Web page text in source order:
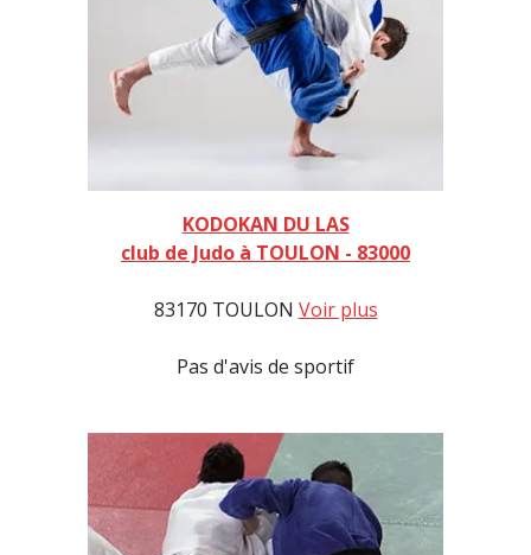
KODOKAN DU LAS
club de Judo à TOULON - 83000
83170 TOULON Voir plus
Pas d'avis de sportif